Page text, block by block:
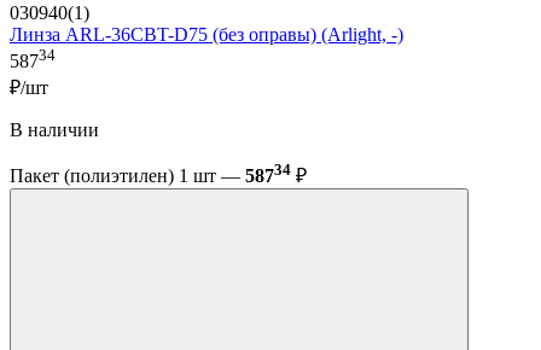
030940(1)
Линза ARL-36CBT-D75 (без оправы) (Arlight, -)
58734
₽/шт
В наличии
Пакет (полиэтилен) 1 шт — 58734 ₽